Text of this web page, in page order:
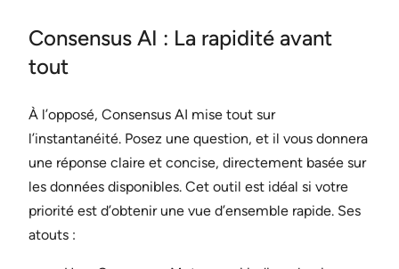
Consensus AI : La rapidité avant
tout
À l’opposé, Consensus AI mise tout sur
l’instantanéité. Posez une question, et il vous donnera
une réponse claire et concise, directement basée sur
les données disponibles. Cet outil est idéal si votre
priorité est d’obtenir une vue d’ensemble rapide. Ses
atouts :